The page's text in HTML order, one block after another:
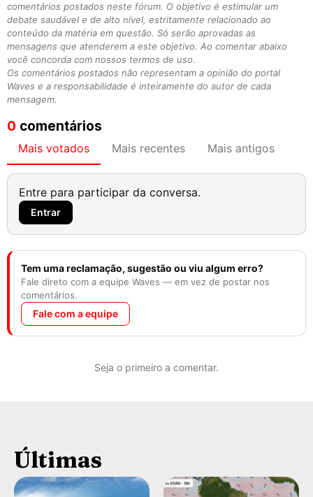
comentários postados neste fórum. O objetivo é estimular um
debate saudável e de alto nível, estritamente relacionado ao
conteúdo da matéria em questão. Só serão aprovadas as
mensagens que atenderem a este objetivo. Ao comentar abaixo
você concorda com nossos termos de uso.
Os comentários postados não representam a opinião do portal
Waves e a responsabilidade é inteiramente do autor de cada
mensagem.
0 comentários
Mais votados Mais recentes Mais antigos
Entre para participar da conversa.
Entrar
Tem uma reclamação, sugestão ou viu algum erro?
Fale direto com a equipe Waves — em vez de postar nos
comentários.
Fale com a equipe
Seja o primeiro a comentar.
Últimas